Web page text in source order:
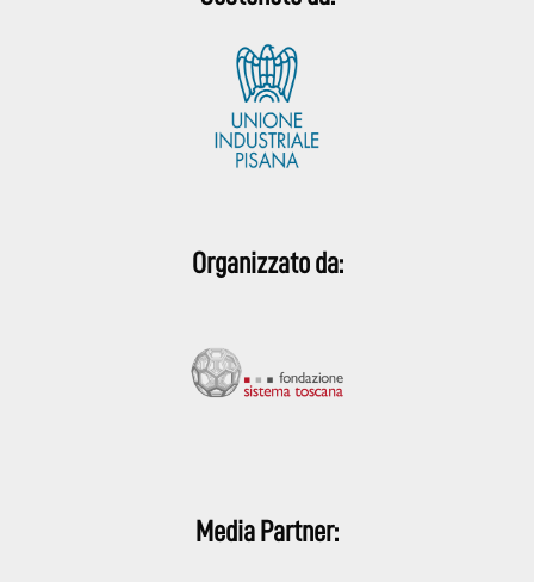
Organizzato da:
Media Partner: